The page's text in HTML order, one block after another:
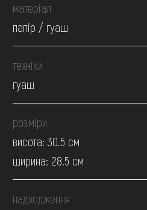
матеріал
папір / гуаш
техніки
гуаш
розміри
висота: 30.5 см
ширина: 28.5 см
надходження